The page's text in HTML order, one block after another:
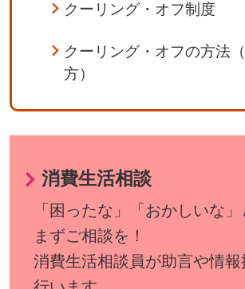
クーリング・オフ制度
クーリング・オフの方法
方）
消費生活相談
「困ったな」「おかしいな
まずご相談を！
消費生活相談員が助言や情報